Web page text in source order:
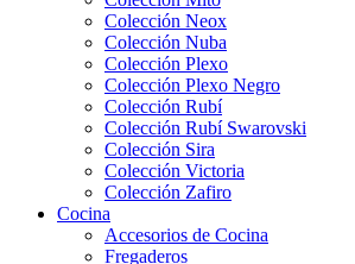
Colección Neox
Colección Nuba
Colección Plexo
Colección Plexo Negro
Colección Rubí
Colección Rubí Swarovski
Colección Sira
Colección Victoria
Colección Zafiro
Cocina
Accesorios de Cocina
Fregaderos